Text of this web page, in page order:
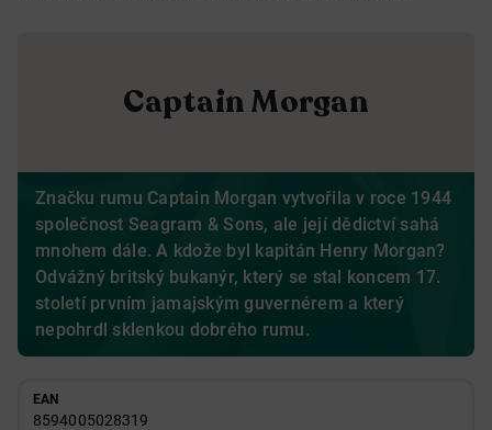
Captain Morgan
Značku rumu Captain Morgan vytvořila v roce 1944
společnost Seagram & Sons, ale její dědictví sahá
mnohem dále. A kdože byl kapitán Henry Morgan?
Odvážný britský bukanýr, který se stal koncem 17.
století prvním jamajským guvernérem a který
nepohrdl sklenkou dobrého rumu.
EAN
8594005028319